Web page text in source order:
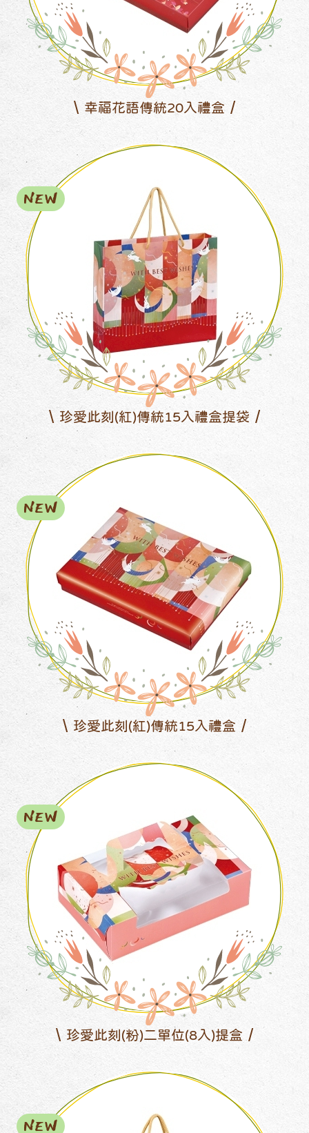
幸福花語傳統20入禮盒
珍愛此刻(紅)傳統15入禮盒提袋
NEW
珍愛此刻(紅)傳統15入禮盒
NEW
珍愛此刻(粉)二單位(8入)提盒
NEW
NEW